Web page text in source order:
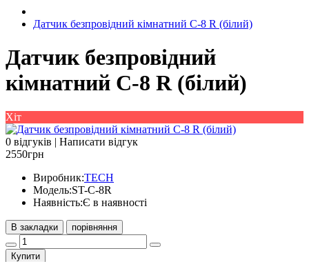
Датчик безпровідний кімнатний C-8 R (білий)
Датчик безпровідний
кімнатний C-8 R (білий)
Хіт
0 відгуків | Написати відгук
2550грн
Виробник:TECH
Модель:ST-C-8R
Наявність:Є в наявності
В закладки порівняння
Купити